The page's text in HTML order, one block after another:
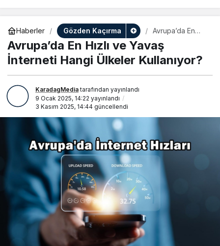
Haberler Gözden Kaçırma
Avrupa’da En
İnterneti Hangi
Ülkeler
Kullanıyor?
Avrupa’da En Hızlı ve Yavaş
İnterneti Hangi Ülkeler Kullanıyor?
KaradagMediatarafından yayınlandı
9 Ocak 2025, 14:22 yayınlandı
3 Kasım 2025, 14:44 güncellendi